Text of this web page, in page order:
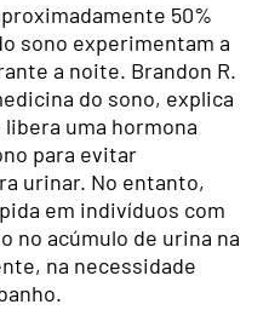
50%
sono experimentam a
a noite. Brandon R.
do sono, explica
uma hormona
para evitar
urinar. No entanto,
em indivíduos com
no acúmulo de urina na
na necessidade